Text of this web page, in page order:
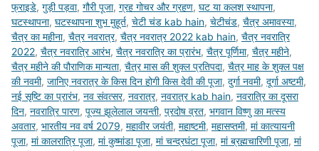
फ्राइडे, गुड़ी पड़वा, गौरी पूजा, ग्रह गोचर और ग्रहण, घट या कलश स्थापना,
घटस्थापना, घटस्थापना शुभ मुहूर्त, चेटी चंड kab hain, चेटीचंड, चैत्र अमावस्या,
चैत्र का महीना, चैत्र नवरात्र, चैत्र नवरात्र 2022 kab hain, चैत्र नवरात्रि
2022, चैत्र नवरात्रि आरंभ, चैत्र नवरात्रि का प्रारंभ, चैत्र पूर्णिमा, चैत्र महीने,
चैत्र महीने की पौराणिक मान्यता, चैत्र मास की शुक्ल प्रतिपदा, चैत्र माह के शुक्ल पक्ष
की नवमी, जानिए नवरात्र के किस दिन होगी किस देवी की पूजा, दुर्गा नवमी, दूर्गा अष्टमी,
नई सृष्टि का प्रारंभ, नव संवत्सर, नवरात्र, नवरात्र kab hain, नवरात्रि का दूसरा
दिन, नवरात्रि पारण, पूज्य झूलेलाल जयन्ती, प्रदोष व्रत, भगवान विष्णु का मत्स्य
अवतार, भारतीय नव वर्ष 2079, महावीर जयंती, महाष्टमी, महासप्तमी, मां कात्यायनी
पूजा, मां कालरात्रि पूजा, मां कुष्मांडा पूजा, मां चन्द्रघंटा पूजा, मां ब्रह्मचारिणी पूजा, मां